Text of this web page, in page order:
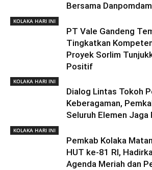
Bersama
KOLAKA HARI INI
PT Vale Gandeng
Tingkatkan
Proyek Sorlim
Positif
KOLAKA HARI INI
Dialog Lintas Tokoh
Keberagaman,
Seluruh Elemen Jaga
KOLAKA HARI INI
Pemkab Kolaka
HUT ke-81 RI,
Agenda Meriah dan